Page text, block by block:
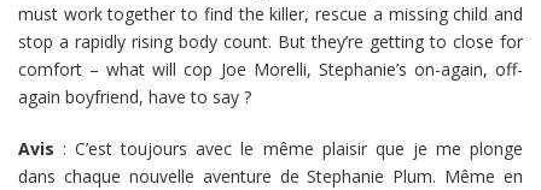
must work together to find the killer, rescue a missing child and
stop a rapidly rising body count. But they’re getting to close for
comfort – what will cop Joe Morelli, Stephanie’s on-again, off-
again boyfriend, have to say ?
Avis : C’est toujours avec le même plaisir que je me plonge
dans chaque nouvelle aventure de Stephanie Plum. Même en